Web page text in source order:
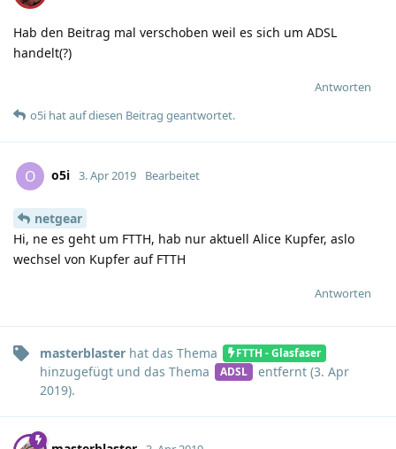
Hab den Beitrag mal verschoben weil es sich um ADSL
handelt(?)
Antworten
o5i hatauf diesen Beitrag geantwortet.
O o5i 3. Apr 2019 Bearbeitet
netgear
Hi, ne es geht um FTTH, hab nur aktuell Alice Kupfer, aslo
wechsel von Kupfer auf FTTH
Antworten
masterblaster hat das Thema FTTH - Glasfaser
hinzugefügt und das Thema ADSL entfernt (3. Apr
2019).